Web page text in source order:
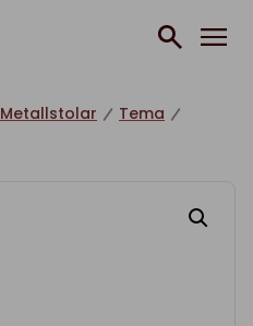
Metallstolar
Tema